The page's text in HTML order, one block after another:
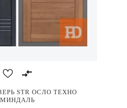
STR ОСЛО ТЕХНО
МИНДАЛЬ